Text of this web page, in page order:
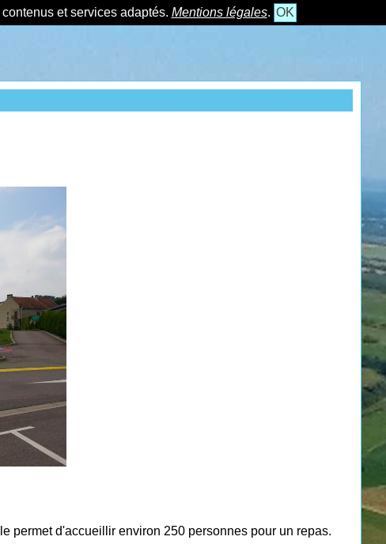
et services adaptés. Mentions légales. OK
permet d'accueillir environ 250 personnes pour un repas.